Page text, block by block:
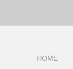
HOME